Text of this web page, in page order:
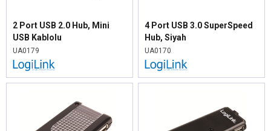
2 Port USB 2.0 Hub, Mini
USB Kablolu
UA0179
4 Port USB 3.0 SuperSpeed
Hub, Siyah
UA0170